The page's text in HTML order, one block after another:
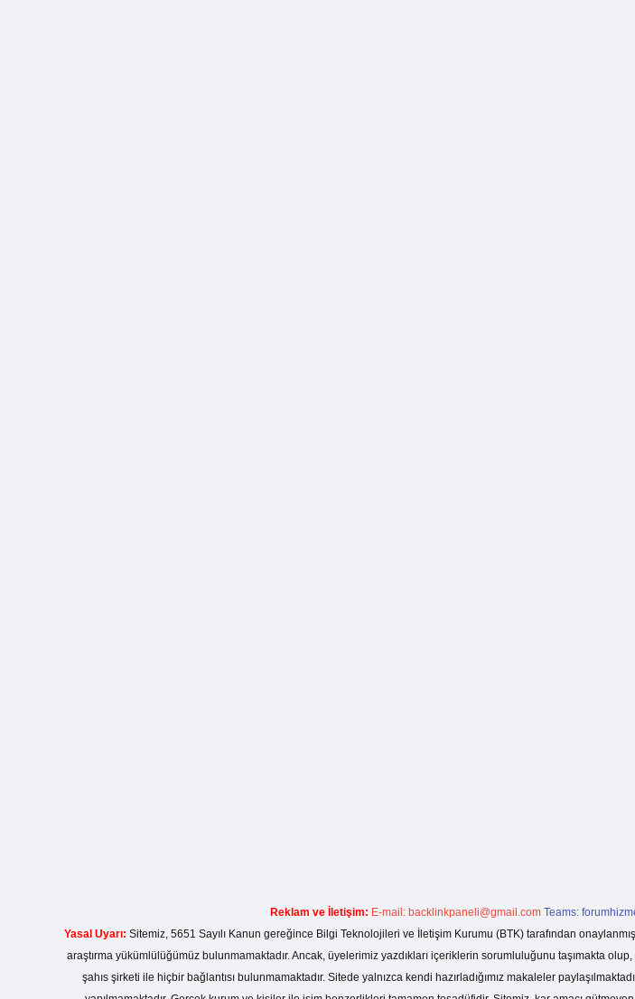
Reklam ve İletişim: E-mail: backlinkpaneli@gmail.com Teams:
Yasal Uyarı: Sitemiz, 5651 Sayılı Kanun gereğince Bilgi Teknolojileri ve İletişim Kurumu (BTK) tarafından
araştırma yükümlülüğümüz bulunmamaktadır. Ancak, üyelerimiz yazdıkları içeriklerin sorumluluğunu taşımakta
şahıs şirketi ile hiçbir bağlantısı bulunmamaktadır. Sitede yalnızca kendi hazırladığımız makaleler